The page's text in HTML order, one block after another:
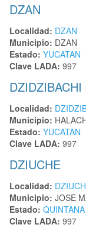
DZAN
Localidad: DZAN
Municipio: DZAN
Estado: YUCATAN
Clave LADA: 997
DZIDZIBACHI
Localidad:
Municipio:
Estado: YUCATAN
Clave LADA: 997
DZIUCHE
Localidad:
Municipio: JOSE
Estado:
Clave LADA: 997